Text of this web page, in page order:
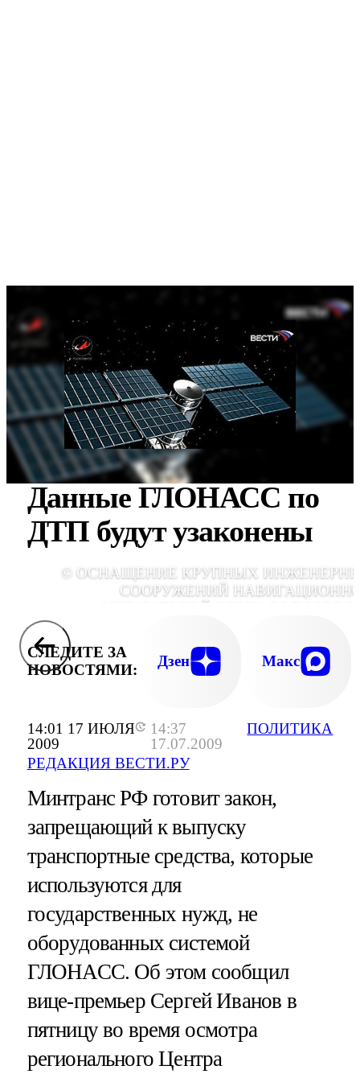
14:01 17 ИЮЛЯ
2009
14:37
17.07.2009
РЕДАКЦИЯ ВЕСТИ.РУ
ПОЛИТИКА
Данные ГЛОНАСС по
ДТП будут узаконены
© ОСНАЩЕНИЕ КРУПНЫХ
СООРУЖЕНИЙ
АППАРАТУРОЙ ГЛОНАСС
ИЗБЕЖАТЬ ТРАГЕДИЙ, ПОДОБНЫХ
НА САЯНО-ШУШЕНСКОЙ
СЛЕДИТЕ ЗА
НОВОСТЯМИ:
Дзен Макс
Минтранс РФ готовит закон,
запрещающий к выпуску
транспортные средства, которые
используются для
государственных нужд, не
оборудованных системой
ГЛОНАСС. Об этом сообщил
вице-премьер Сергей Иванов в
пятницу во время осмотра
регионального Центра